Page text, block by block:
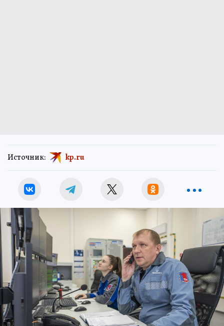
Источник: kp.ru